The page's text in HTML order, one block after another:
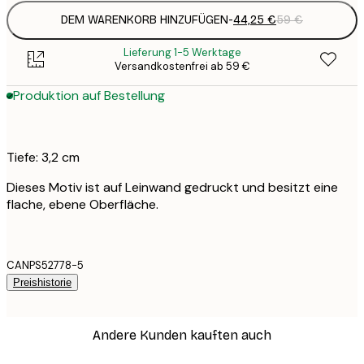
DEM WARENKORB HINZUFÜGEN-44,25 €59 €
Lieferung 1-5 Werktage
Versandkostenfrei ab 59 €
Produktion auf Bestellung
Tiefe: 3,2 cm
Dieses Motiv ist auf Leinwand gedruckt und besitzt eine
flache, ebene Oberfläche.
CANPS52778-5
Preishistorie
Andere Kunden kauften auch